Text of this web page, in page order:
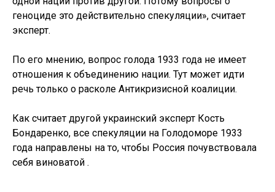
геноциде это действительно спекуляции», считает
эксперт.
По его мнению, вопрос голода 1933 года не имеет
отношения к объединению нации. Тут может идти
речь только о расколе Антикризисной коалиции.
Как считает другой украинский эксперт Кость
Бондаренко, все спекуляции на Голодоморе 1933
года направлены на то, чтобы Россия почувствовала
себя виноватой .